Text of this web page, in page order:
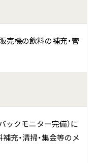
売機の飲料の補充・管
ックモニター完備）に
充・清掃・集金等のメ